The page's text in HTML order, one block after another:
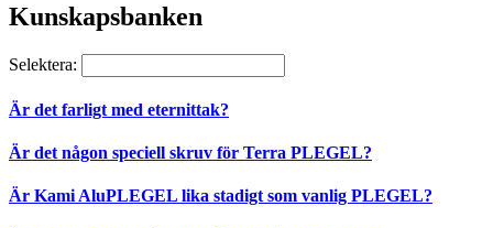
Kunskapsbanken
Selektera:
Är det farligt med eternittak?
Är det någon speciell skruv för Terra PLEGEL?
Är Kami AluPLEGEL lika stadigt som vanlig PLEGEL?